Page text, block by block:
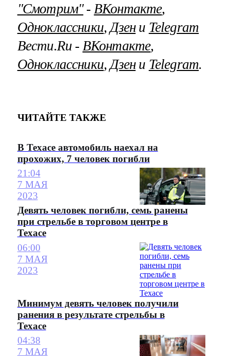
"Смотрим"‐ ВКонтакте,
Одноклассники, Дзени Telegram
Вести.Ru ‐ ВКонтакте,
Одноклассники, Дзени Telegram.
ЧИТАЙТЕ ТАКЖЕ
В Техасе автомобиль наехал на
прохожих, 7 человек погибли
21:04
7 МАЯ
2023
Девять человек погибли, семь ранены
при стрельбе в торговом центре в
Техасе
06:00
7 МАЯ
2023
Минимум девять человек получили
ранения в результате стрельбы в
Техасе
04:38
7 МАЯ